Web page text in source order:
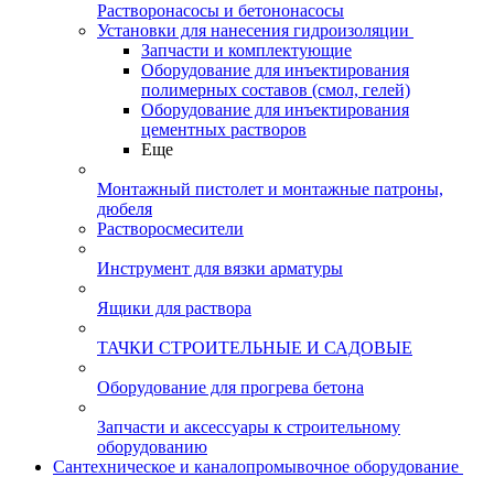
Растворонасосы и бетононасосы
Установки для нанесения гидроизоляции
Запчасти и комплектующие
Оборудование для инъектирования
полимерных составов (смол, гелей)
Оборудование для инъектирования
цементных растворов
Еще
Монтажный пистолет и монтажные патроны,
дюбеля
Растворосмесители
Инструмент для вязки арматуры
Ящики для раствора
ТАЧКИ СТРОИТЕЛЬНЫЕ И САДОВЫЕ
Оборудование для прогрева бетона
Запчасти и аксессуары к строительному
оборудованию
Сантехническое и каналопромывочное оборудование